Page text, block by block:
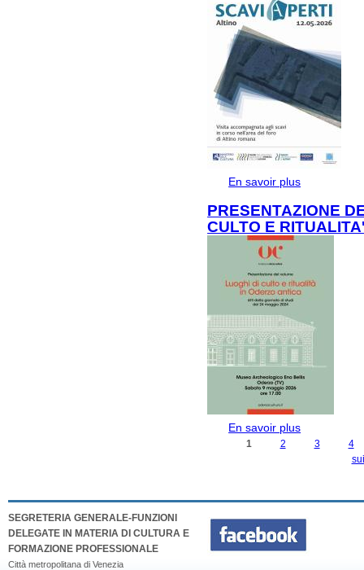
En savoir plus
PRESENTAZIONE
CULTO E
En savoir plus
CULTO E
1 2 3
4
SEGRETERIA GENERALE-FUNZIONI
DELEGATE IN MATERIA DI CULTURA E
FORMAZIONE PROFESSIONALE
Città metropolitana di Venezia